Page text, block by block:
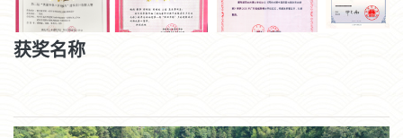
获奖名称